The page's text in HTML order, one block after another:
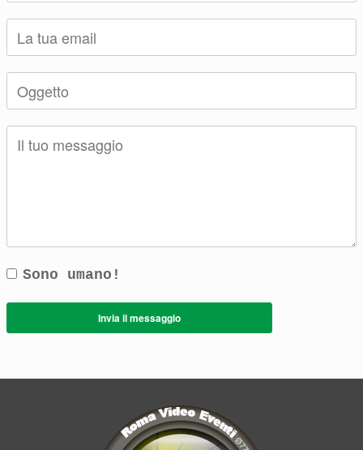
Sono umano!
Invia il messaggio